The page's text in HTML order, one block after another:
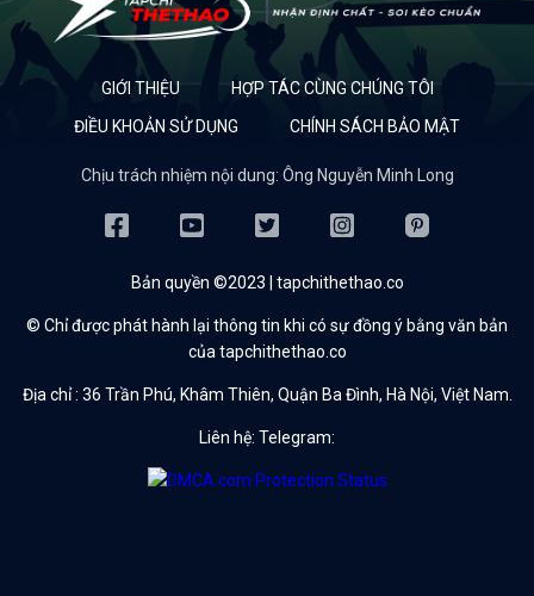
GIỚI THIỆU
HỢP TÁC CÙNG CHÚNG TÔI
ĐIỀU KHOẢN SỬ DỤNG
CHÍNH SÁCH BẢO MẬT
Chịu trách nhiệm nội dung: Ông Nguyễn Minh Long
Bản quyền ©2023 | tapchithethao.co
© Chỉ được phát hành lại thông tin khi có sự đồng ý bằng văn bản
của tapchithethao.co
Địa chỉ : 36 Trần Phú, Khâm Thiên, Quận Ba Đình, Hà Nội, Việt Nam.
Liên hệ: Telegram: